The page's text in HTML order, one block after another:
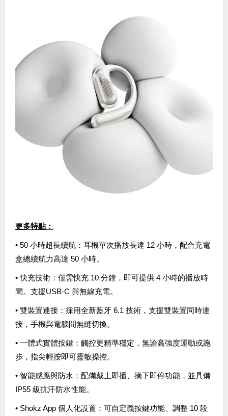
更多特點：
• 50 小時超長續航：耳機單次播放長達 12 小時，配合充電
盒總續航力高達 50 小時。
• 快充技術：僅需快充 10 分鐘，即可提供 4 小時的播放時
間。支援USB-C 與無線充電。
• 雙裝置連接：採用全新藍牙 6.1 技術，支援雙裝置同時連
接，手機與電腦間無縫切換。
• 一體式實體按鍵：觸控更精準穩定，無論高強度運動或跑
步，指尖輕按即可靈敏操控。
• 智能感應與防水：配備戴上即播、摘下即停功能，並具備
IP55 級抗汗防水性能。
• Shokz App 個人化設置：可自定義按鍵功能、調整 10 段